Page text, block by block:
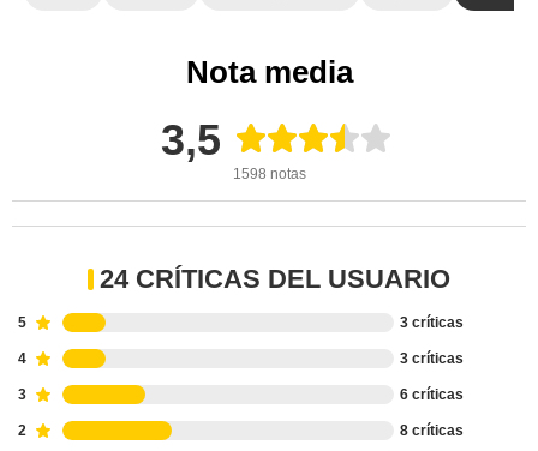
Nota media
3,5
1598 notas
24 CRÍTICAS DEL USUARIO
5 3 críticas
4 3 críticas
3 6 críticas
2 8 críticas